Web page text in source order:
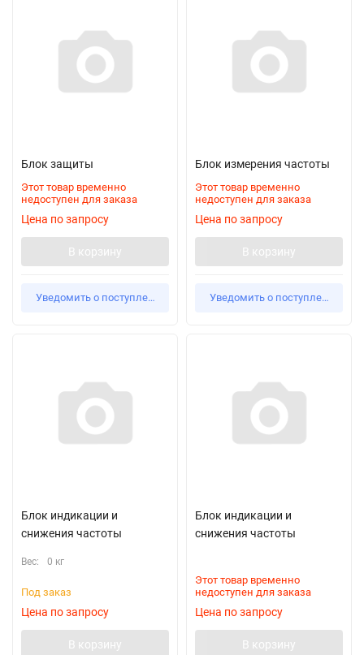
Блок защиты
Этот товар временно
недоступен для заказа
Цена по запросу
В корзину
Уведомить о поступлении
Блок измерения частоты
Этот товар временно
недоступен для заказа
Цена по запросу
В корзину
Уведомить о поступлении
Блок индикации и
снижения частоты
Вес: 0 кг
Под заказ
Цена по запросу
В корзину
Блок индикации и
снижения частоты
Этот товар временно
недоступен для заказа
Цена по запросу
В корзину